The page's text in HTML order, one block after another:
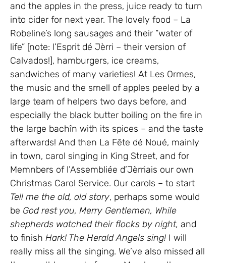
and the apples in the press, juice ready to turn
into cider for next year. The lovely food – La
Robeline’s long sausages and their “water of
life” [note: l’Esprit dé Jèrri – their version of
Calvados!], hamburgers, ice creams,
sandwiches of many varieties! At Les Ormes,
the music and the smell of apples peeled by a
large team of helpers two days before, and
especially the black butter boiling on the fire in
the large bachîn with its spices – and the taste
afterwards! And then La Fête dé Noué, mainly
in town, carol singing in King Street, and for
Memnbers of l’Assembliée d’Jèrriais our own
Christmas Carol Service. Our carols – to start
Tell me the old, old story, perhaps some would
be God rest you, Merry Gentlemen, While
shepherds watched their flocks by night, and
to finish Hark! The Herald Angels sing! I will
really miss all the singing. We’ve also missed all